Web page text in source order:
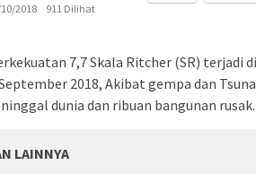
2018
911 Dilihat
7,7 Skala Ritcher (SR) terjadi
2018, Akibat gempa dan
dunia dan ribuan bangunan rusak.
LAINNYA